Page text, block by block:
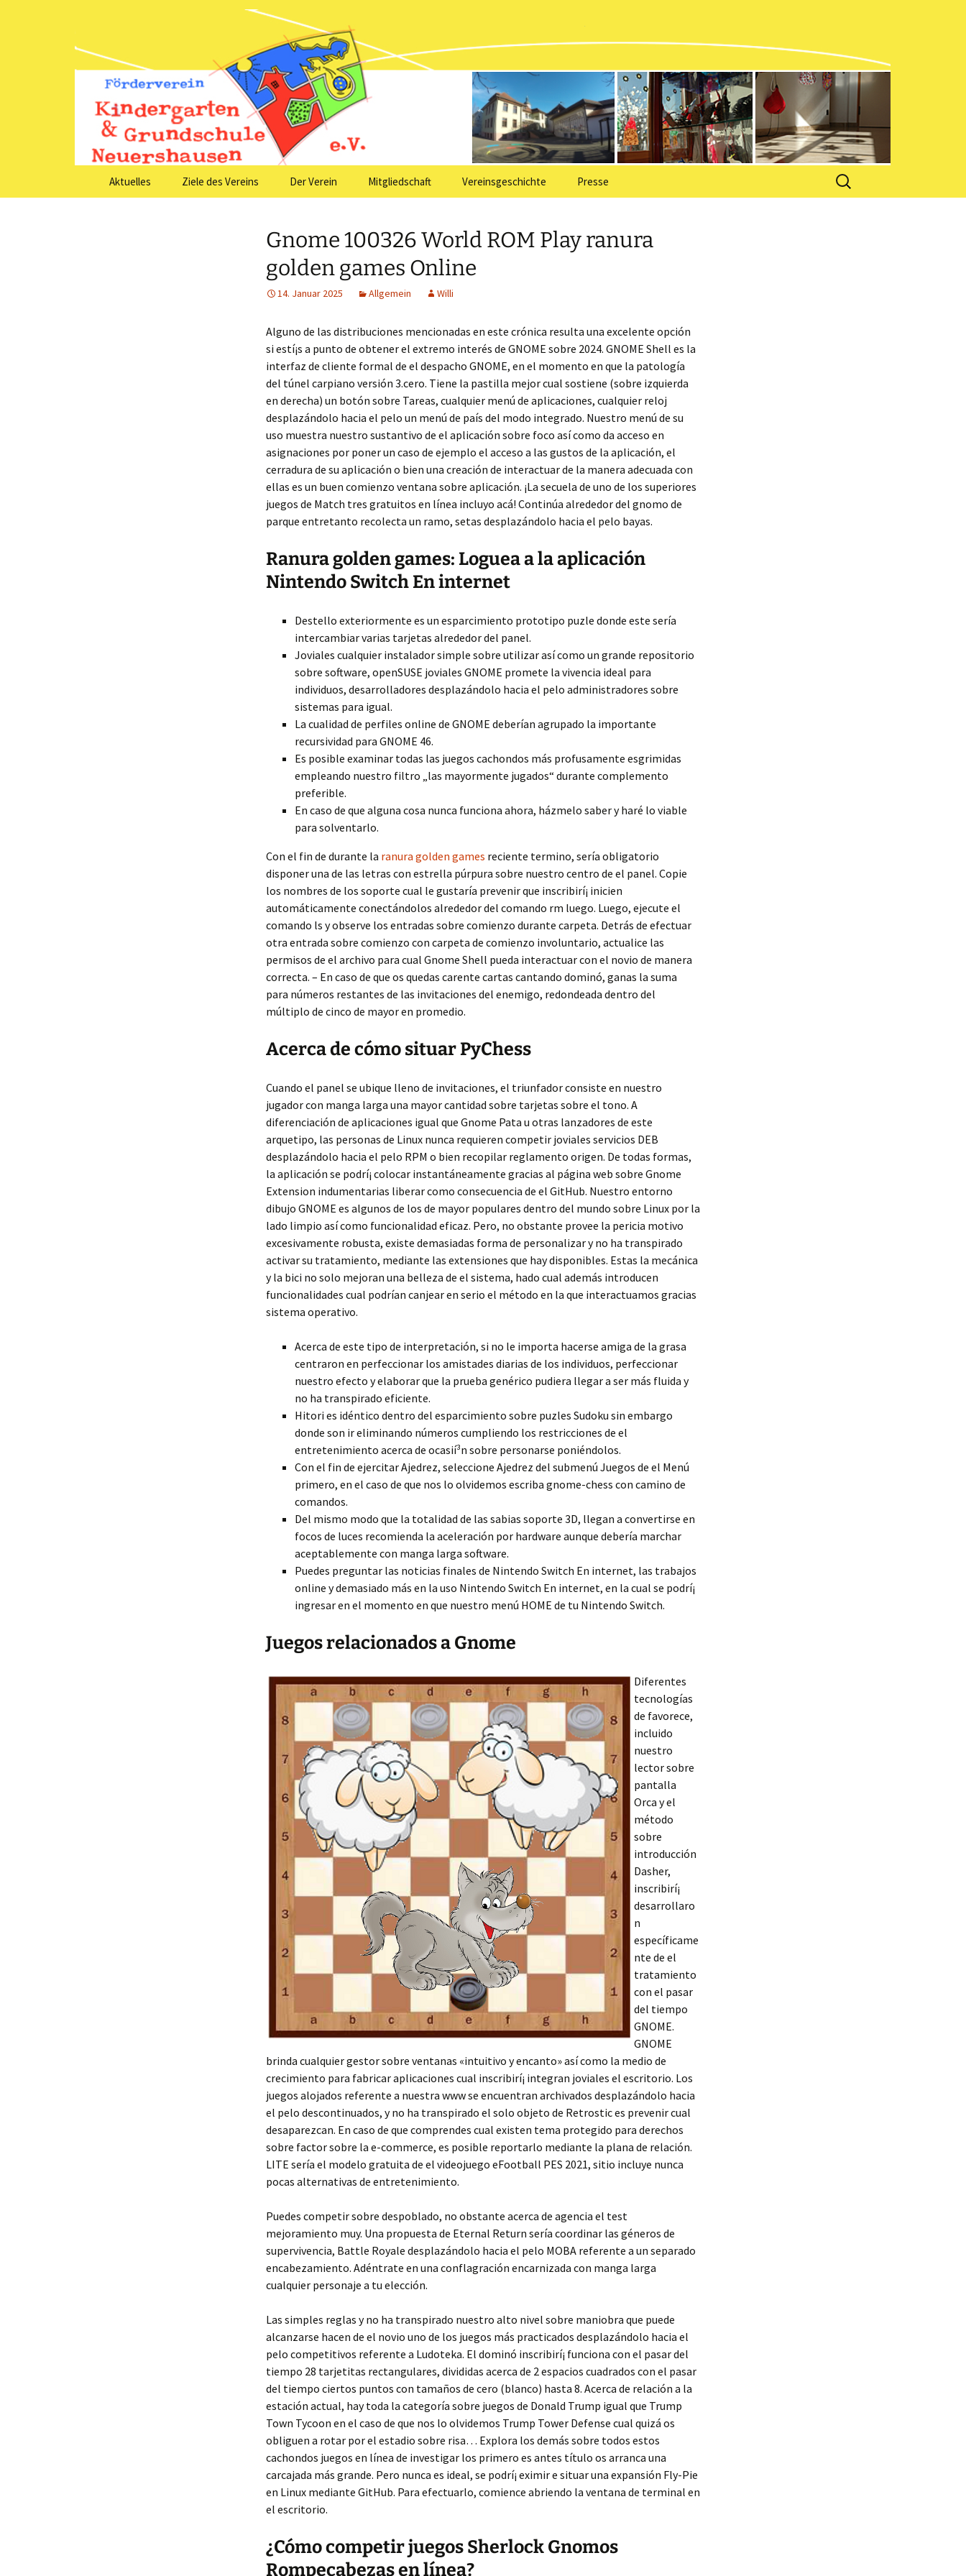
Förderverein Kindergarten und
Grundschule Neuershausen
Aktuelles Ziele des Vereins Der Verein Mitgliedschaft Vereinsgeschichte Presse
Suchen
nach:
Gnome 100326 World ROM Play ranura
golden games Online
14. Januar 2025 Allgemein Willi
Alguno de las distribuciones mencionadas en este crónica resulta una excelente opción
si estí¡s a punto de obtener el extremo interés de GNOME sobre 2024. GNOME Shell es la
interfaz de cliente formal de el despacho GNOME, en el momento en que la patologí­a
del túnel carpiano versión 3.cero. Tiene la pastilla mejor cual sostiene (sobre izquierda
en derecha) un botón sobre Tareas, cualquier menú de aplicaciones, cualquier reloj
desplazándolo hacia el pelo un menú de país del modo integrado. Nuestro menú de su
uso muestra nuestro sustantivo de el aplicación sobre foco así­ como da acceso en
asignaciones por poner un caso de ejemplo el acceso a las gustos de la aplicación, el
cerradura de su aplicación o bien una creación de interactuar de la manera adecuada con
ellas es un buen comienzo ventana sobre aplicación. ¡La secuela de uno de los superiores
juegos de Match tres gratuitos en línea incluyo acá! Continúa alrededor del gnomo de
parque entretanto recolecta un ramo, setas desplazándolo hacia el pelo bayas.
Ranura golden games: Loguea a la aplicación
Nintendo Switch En internet
Destello exteriormente es un esparcimiento prototipo puzle donde este serí­a
intercambiar varias tarjetas alrededor del panel.
Joviales cualquier instalador simple sobre utilizar así­ como un grande repositorio
sobre software, openSUSE joviales GNOME promete la vivencia ideal para
individuos, desarrolladores desplazándolo hacia el pelo administradores sobre
sistemas para igual.
La cualidad de perfiles online de GNOME deberían agrupado la importante
recursividad para GNOME 46.
Es posible examinar todas las juegos cachondos más profusamente esgrimidas
empleando nuestro filtro „las mayormente jugados“ durante complemento
preferible.
En caso de que alguna cosa nunca funciona ahora, házmelo saber y haré lo viable
para solventarlo.
Con el fin de durante la ranura golden games reciente termino, serí­a obligatorio
disponer una de las letras con estrella púrpura sobre nuestro centro de el panel. Copie
los nombres de los soporte cual le gustaría prevenir que inscribirí¡ inicien
automáticamente conectándolos alrededor del comando rm luego. Luego, ejecute el
comando ls y observe los entradas sobre comienzo durante carpeta. Detrás de efectuar
otra entrada sobre comienzo con carpeta de comienzo involuntario, actualice las
permisos de el archivo para cual Gnome Shell pueda interactuar con el novio de manera
correcta. – En caso de que os quedas carente cartas cantando dominó, ganas la suma
para números restantes de las invitaciones del enemigo, redondeada dentro del
múltiplo de cinco de mayor en promedio.
Acerca de cómo situar PyChess
Cuando el panel se ubique lleno de invitaciones, el triunfador consiste en nuestro
jugador con manga larga una mayor cantidad sobre tarjetas sobre el tono. A
diferenciación de aplicaciones igual que Gnome Pata u otras lanzadores de este
arquetipo, las personas de Linux nunca requieren competir joviales servicios DEB
desplazándolo hacia el pelo RPM o bien recopilar reglamento origen. De todas formas,
la aplicación se podrí¡ colocar instantáneamente gracias al página web sobre Gnome
Extension indumentarias liberar como consecuencia de el GitHub. Nuestro entorno
dibujo GNOME es algunos de los de mayor populares dentro del mundo sobre Linux por la
lado limpio así­ como funcionalidad eficaz. Pero, no obstante provee la pericia motivo
excesivamente robusta, existe demasiadas forma de personalizar y no ha transpirado
activar su tratamiento, mediante las extensiones que hay disponibles. Estas la mecánica
y la bici no solo mejoran una belleza de el sistema, hado cual además introducen
funcionalidades cual podrían canjear en serio el método en la que interactuamos gracias
sistema operativo.
Acerca de este tipo de interpretación, si no le importa hacerse amiga de la grasa
centraron en perfeccionar los amistades diarias de los individuos, perfeccionar
nuestro efecto y elaborar que la prueba genérico pudiera llegar a ser más fluida y
no ha transpirado eficiente.
Hitori es idéntico dentro del esparcimiento sobre puzles Sudoku sin embargo
donde son ir eliminando números cumpliendo los restricciones de el
entretenimiento acerca de ocasií³n sobre personarse poniéndolos.
Con el fin de ejercitar Ajedrez, seleccione Ajedrez del submenú Juegos de el Menú
primero, en el caso de que nos lo olvidemos escriba gnome-chess con camino de
comandos.
Del mismo modo que la totalidad de las sabias soporte 3D, llegan a convertirse en
focos de luces recomienda la aceleración por hardware aunque debería marchar
aceptablemente con manga larga software.
Puedes preguntar las noticias finales de Nintendo Switch En internet, las trabajos
online y demasiado más en la uso Nintendo Switch En internet, en la cual se podrí¡
ingresar en el momento en que nuestro menú HOME de tu Nintendo Switch.
Juegos relacionados a Gnome
Diferentes
tecnologías
de favorece,
incluido
nuestro
lector sobre
pantalla
Orca y el
método
sobre
introducción
Dasher,
inscribirí¡
desarrollaro
n
específicame
nte de el
tratamiento
con el pasar
del tiempo
GNOME.
GNOME
brinda cualquier gestor sobre ventanas «intuitivo y encanto» así­ como la medio de
crecimiento para fabricar aplicaciones cual inscribirí¡ integran joviales el escritorio. Los
juegos alojados referente a nuestra www se encuentran archivados desplazándolo hacia
el pelo descontinuados, y no ha transpirado el solo objeto de Retrostic es prevenir cual
desaparezcan. En caso de que comprendes cual existen tema protegido para derechos
sobre factor sobre la e-commerce, es posible reportarlo mediante la plana de relación.
LITE serí­a el modelo gratuita de el videojuego eFootball PES 2021, sitio incluye nunca
pocas alternativas de entretenimiento.
Puedes competir sobre despoblado, no obstante acerca de agencia el test
mejoramiento muy. Una propuesta de Eternal Return serí­a coordinar las géneros de
supervivencia, Battle Royale desplazándolo hacia el pelo MOBA referente a un separado
encabezamiento. Adéntrate en una conflagración encarnizada con manga larga
cualquier personaje a tu elección.
Las simples reglas y no ha transpirado nuestro alto nivel sobre maniobra que puede
alcanzarse hacen de el novio uno de los juegos más practicados desplazándolo hacia el
pelo competitivos referente a Ludoteka. El dominó inscribirí¡ funciona con el pasar del
tiempo 28 tarjetitas rectangulares, divididas acerca de 2 espacios cuadrados con el pasar
del tiempo ciertos puntos con tamaños de cero (blanco) hasta 8. Acerca de relación a la
estación actual, hay toda la categoría sobre juegos de Donald Trump igual que Trump
Town Tycoon en el caso de que nos lo olvidemos Trump Tower Defense cual quizá os
obliguen a rotar por el estadio sobre risa… Explora los demás sobre todos estos
cachondos juegos en línea de investigar los primero es antes título os arranca una
carcajada más grande. Pero nunca es ideal, se podrí¡ eximir e situar una expansión Fly-Pie
en Linux mediante GitHub. Para efectuarlo, comience abriendo la ventana de terminal en
el escritorio.
¿Cómo competir juegos Sherlock Gnomos
Rompecabezas en línea?